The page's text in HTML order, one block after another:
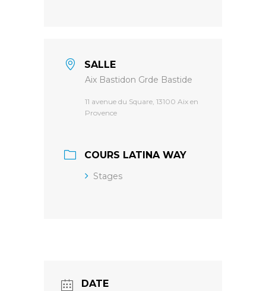
SALLE
Aix Bastidon Grde Bastide
11 avenue du Square, 13100 Aix en
Provence
COURS LATINA WAY
Stages
DATE